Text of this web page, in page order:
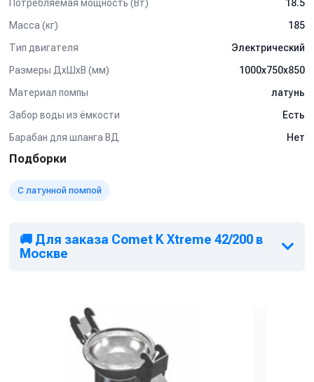
Потребляемая мощность (Вт)
18.5
Масса (кг)
185
Тип двигателя
Электрический
Размеры ДхШхВ (мм)
1000х750х850
Материал помпы
латунь
Забор воды из ёмкости
Есть
Барабан для шланга ВД
Нет
Подборки
С латунной помпой
🚚 Для заказа Comet K Xtreme 42/200 в
Москве